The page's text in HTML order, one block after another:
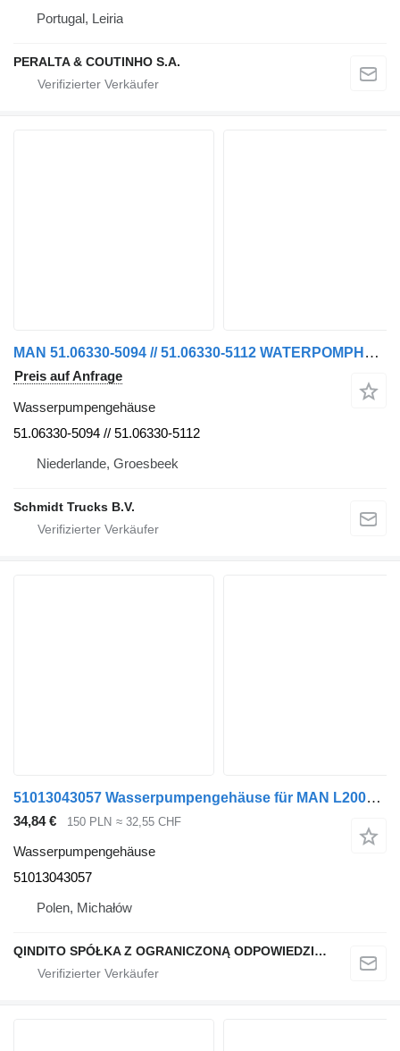
Portugal, Leiria
PERALTA & COUTINHO S.A.
MAN 51.06330-5094 // 51.06330-5112 WATERPOMPHUIS D2676LF52 EURO 6 Wasserpumpengehäuse für LKW
Preis auf Anfrage
Wasserpumpengehäuse
51.06330-5094 // 51.06330-5112
Niederlande, Groesbeek
Schmidt Trucks B.V.
51013043057 Wasserpumpengehäuse für MAN L2000 LE LKW
34,84 € 150 PLN ≈ 32,55 CHF
Wasserpumpengehäuse
51013043057
Polen, Michałów
QINDITO SPÓŁKA Z OGRANICZONĄ ODPOWIEDZIALNOŚCIĄ